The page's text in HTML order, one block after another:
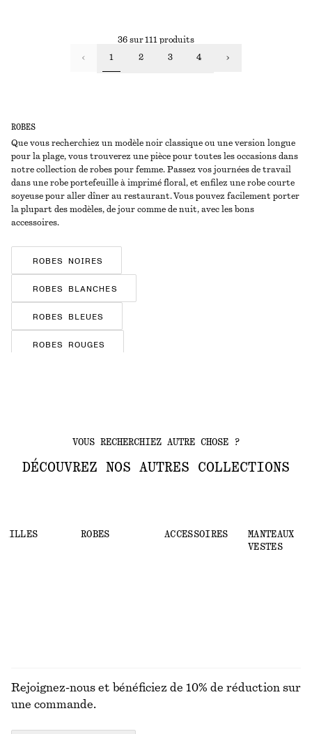
ROBES
Que vous recherchiez un modèle noir classique ou une version longue
pour la plage, vous trouverez une pièce pour toutes les occasions dans
notre collection de robes pour femme. Passez vos journées de travail
dans une robe portefeuille à imprimé floral, et enfilez une robe courte
soyeuse pour aller dîner au restaurant. Vous pouvez facilement porter
la plupart des modèles, de jour comme de nuit, avec les bons
accessoires.
ROBES NOIRES
ROBES BLANCHES
ROBES BLEUES
ROBES ROUGES
ROBES EN SATIN
ROBES EN JERSEY
36 sur 111 produits
1 2 3 4
VOUS RECHERCHIEZ AUTRE CHOSE ?
DÉCOUVREZ NOS AUTRES COLLECTIONS
ROBES ACCESSOIRES
MANTEAUX ET
VESTES
Rejoignez-nous et bénéficiez de 10% de réduction sur
une commande.